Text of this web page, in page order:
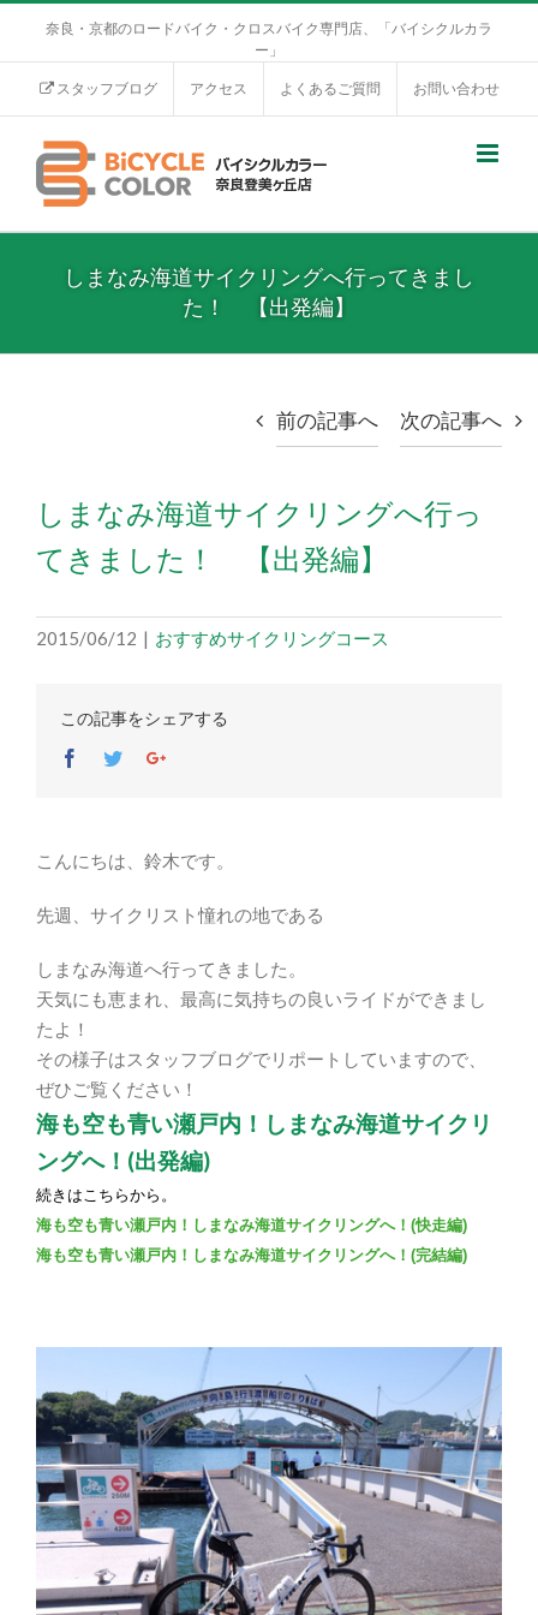
奈良・京都のロードバイク・クロスバイク専門店、「バイシクルカラ
ー」
スタッフブログ アクセス よくあるご質問 お問い合わせ
しまなみ海道サイクリングへ行ってきまし
た！ 【出発編】
前の記事へ 次の記事へ
しまなみ海道サイクリングへ行っ
てきました！ 【出発編】
2015/06/12 | おすすめサイクリングコース
この記事をシェアする
Facebook
TwitterGoogle+
こんにちは、鈴木です。
先週、サイクリスト憧れの地である
しまなみ海道へ行ってきました。
天気にも恵まれ、最高に気持ちの良いライドができまし
たよ！
その様子はスタッフブログでリポートしていますので、
ぜひご覧ください！
海も空も青い瀬戸内！しまなみ海道サイクリ
ングへ！(出発編)
続きはこちらから。
海も空も青い瀬戸内！しまなみ海道サイクリングへ！(快走編)
海も空も青い瀬戸内！しまなみ海道サイクリングへ！(完結編)